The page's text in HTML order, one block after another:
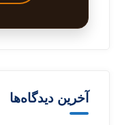
آخرین دیدگاه‌ها